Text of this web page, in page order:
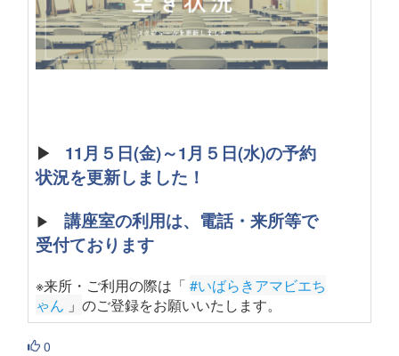
▶
11月５日(金)～1月５日(水)の予約
状況を更新しました！
▶ 講座室の利用は、電話・来所等で
受付ております
※来所・ご利用の際は「 #いばらきアマビエち
ゃん 」 のご登録をお願いいたします。
0